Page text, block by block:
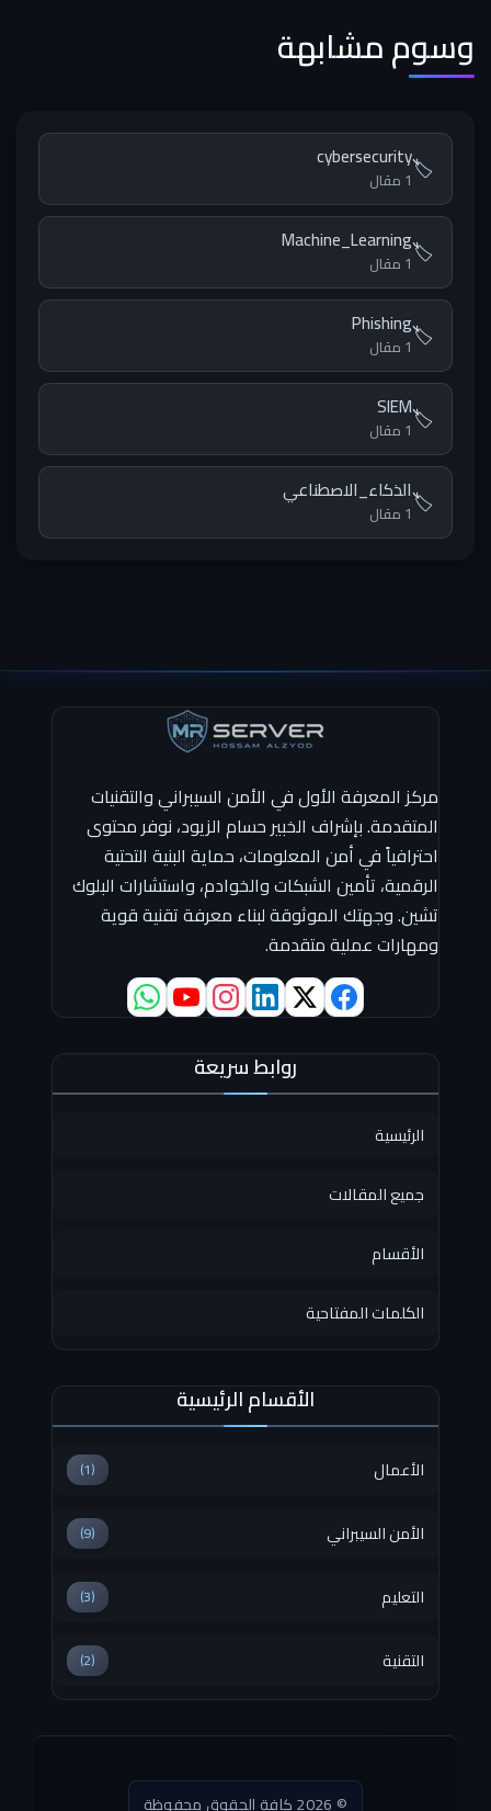
وسوم مشابهة
🏷️
cybersecurity
1 مقال
🏷️
Machine_Learning
1 مقال
🏷️
Phishing
1 مقال
🏷️
SIEM
1 مقال
🏷️الذكاء_الاصطناعي
1 مقال
مركز المعرفة الأول في الأمن السيبراني والتقنيات
المتقدمة. بإشراف الخبير حسام الزيود، نوفر محتوى
احترافياً في أمن المعلومات، حماية البنية التحتية
الرقمية، تأمين الشبكات والخوادم، واستشارات البلوك
تشين. وجهتك الموثوقة لبناء معرفة تقنية قوية
ومهارات عملية متقدمة.
روابط سريعة
الرئيسية
جميع المقالات
الأقسام
الكلمات المفتاحية
الأقسام الرئيسية
الأعمال (1)
الأمن السيبراني (9)
التعليم (3)
التقنية (2)
© 2026 كافة الحقوق محفوظة